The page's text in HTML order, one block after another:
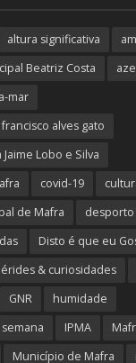
altura significativa
Beatriz Costa
mar
alves gato
Lobo e Silva
covid-19
de Mafra
desporto
Disto é que eu
& curiosidades
GNR
humidade
IPMA
Município de Mafra